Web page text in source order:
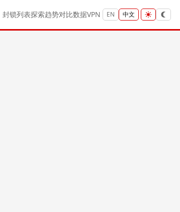
封锁列表探索趋势对比数据VPN EN 中文